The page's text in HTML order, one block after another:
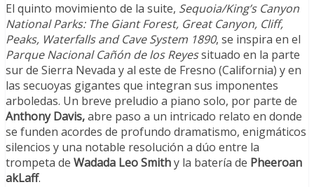
El quinto movimiento de la suite, Sequoia/King’s Canyon
National Parks: The Giant Forest, Great Canyon, Cliff,
Peaks, Waterfalls and Cave System 1890, se inspira en el
Parque Nacional Cañón de los Reyessituado en la parte
sur de Sierra Nevada y al este de Fresno (California) y en
las secuoyas gigantes que integran sus imponentes
arboledas. Un breve preludio a piano solo, por parte de
Anthony Davis,abre paso a un intricado relato en donde
se funden acordes de profundo dramatismo, enigmáticos
silencios y una notable resolución a dúo entre la
trompeta de Wadada Leo Smithy la batería de Pheeroan
akLaff.